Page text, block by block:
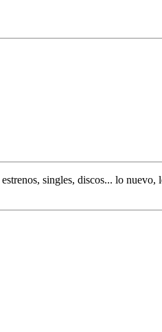
estrenos, singles, discos... lo nuevo,